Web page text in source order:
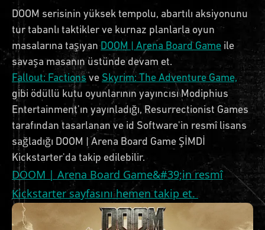
DOOM serisinin yüksek tempolu, abartılı aksiyonunu
tur tabanlı taktikler ve kurnaz planlarla oyun
masalarına taşıyanDOOM | Arena Board Game ile
savaşa masanın üstünde devam et.
Fallout: Factionsve Skyrim: The Adventure Game,
gibi ödüllü kutu oyunlarının yayıncısı Modiphius
Entertainment'ın yayınladığı, Resurrectionist Games
tarafından tasarlanan ve id Software'in resmî lisans
sağladığı DOOM | Arena Board Game ŞİMDİ
Kickstarter'da takip edilebilir.
DOOM | Arena Board Game&#39;in resmî
Kickstarter sayfasını hemen takip et.